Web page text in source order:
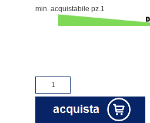
min. acquistabile pz.1